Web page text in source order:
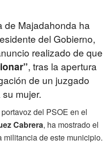
de Majadahonda ha
del Gobierno,
realizado de que
, tras la apertura
de un juzgado
mujer.
del PSOE en el
Cabrera, ha mostrado el
militancia de este municipio.